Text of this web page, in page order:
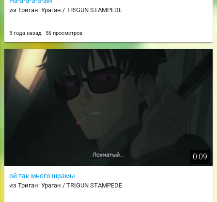
из Триган: Ураган / TRIGUN STAMPEDE
3 года назад 56 просмотров
0:09
ой так много шрамы
из Триган: Ураган / TRIGUN STAMPEDE